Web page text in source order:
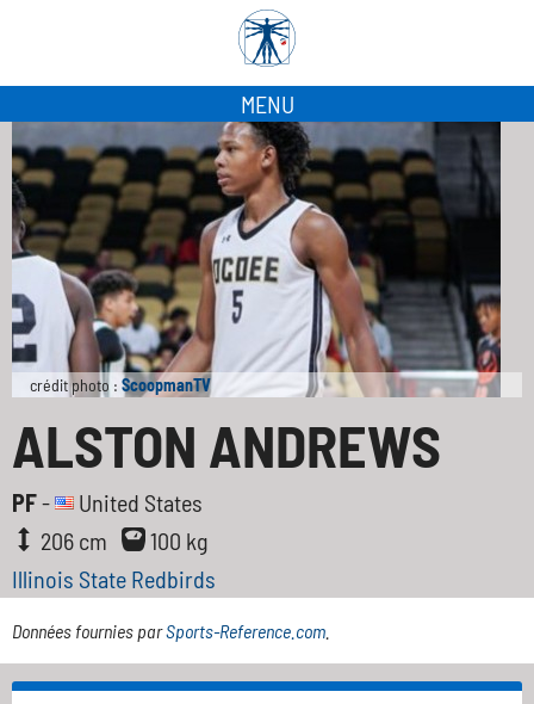
MENU
crédit photo : ScoopmanTV
ALSTON ANDREWS
PF-
United States
206 cm
100 kg
Illinois State Redbirds
Données fournies parSports-Reference.com